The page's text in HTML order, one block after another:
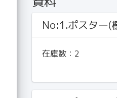
No:1.ポスター(
在庫数： 2